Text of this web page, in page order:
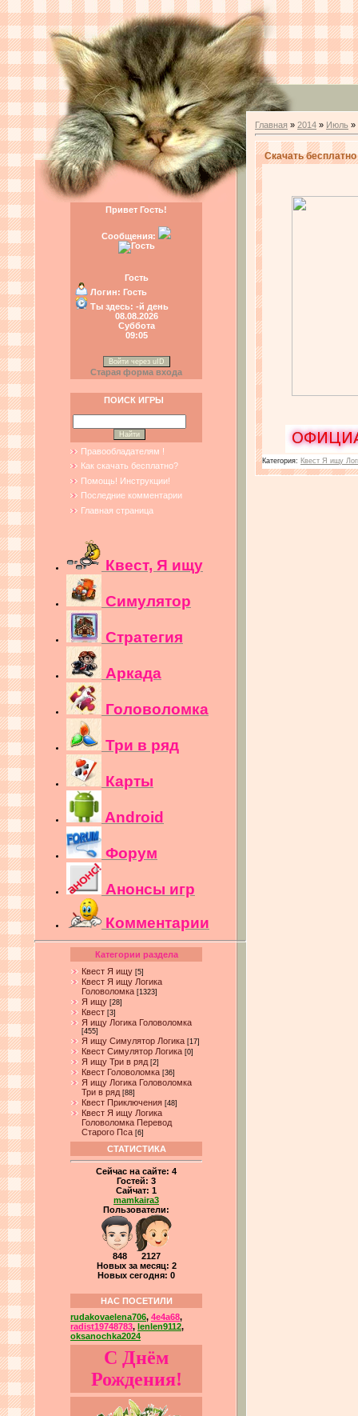
Привет Гость!
Сообщения:
Гость
Логин: Гость
Ты здесь: -й день
08.08.2026
Суббота
09:05
Войти через uID
Старая форма входа
ПОИСК ИГРЫ
Правообладателям !
Как скачать бесплатно?
Помощь! Инструкции!
Последние комментарии
Главная страница
Квест, Я ищу
Симулятор
Стратегия
Аркада
Головоломка
Три в ряд
Карты
Android
Форум
Анонсы игр
Комментарии
Категории раздела
Квест Я ищу [5]
Квест Я ищу Логика
Головоломка [1323]
Я ищу [28]
Квест [3]
Я ищу Логика Головоломка
[455]
Я ищу Симулятор Логика [17]
Квест Симулятор Логика [0]
Я ищу Три в ряд [2]
Квест Головоломка [36]
Я ищу Логика Головоломка
Три в ряд [88]
Квест Приключения [48]
Квест Я ищу Логика
Головоломка Перевод
Старого Пса [6]
СТАТИСТИКА
Сейчас на сайте: 4
Гостей: 3
Сайчат: 1
mamkaira3
Пользователи:
848 2127
Новых за месяц: 2
Новых сегодня: 0
НАС ПОСЕТИЛИ
rudakovaelena706, 4e4a68,
radist19748783, lenlen9112,
oksanochka2024
С Днём
Рождения!
Главная » 2014 » Июль »
Скачать
Категория: Квест Я ищу